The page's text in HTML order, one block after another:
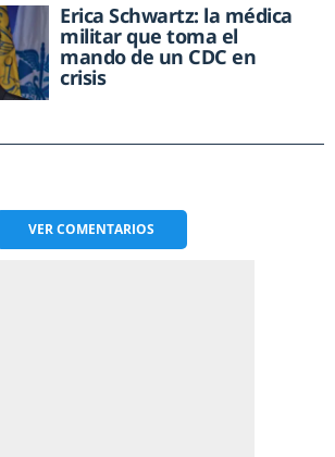
Erica Schwartz: la médica
militar que toma el
mando de un CDC en
crisis
VERCOMENTARIOS